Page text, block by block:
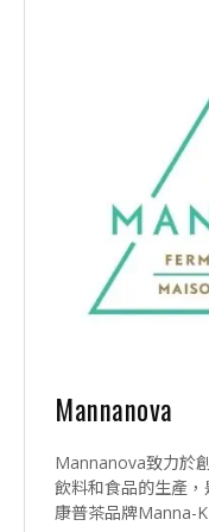
Mannanova
Mannanova致力於
飲料和食品的生產
康普茶品牌Manna-K